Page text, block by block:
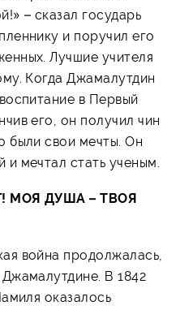
– сказал государь
и поручил его
Лучшие учителя
Когда Джамалутдин
в Первый
его, он получил чин
были свои мечты. Он
и мечтал стать ученым.
МОЯ ДУША – ТВОЯ
война продолжалась,
В 1842
оказалось